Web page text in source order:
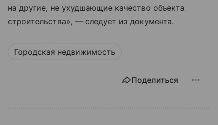
на другие, не ухудшающие качество объекта
строительства», — следует из документа.
Городская недвижимость
Поделиться